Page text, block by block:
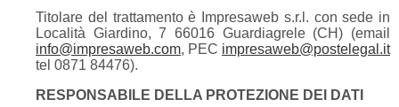
Titolare del trattamento è Impresaweb s.r.l. con sede in
Località Giardino, 7 66016 Guardiagrele (CH) (email
info@impresaweb.com, PEC impresaweb@postelegal.it
tel 0871 84476).
RESPONSABILE DELLA PROTEZIONE DEI DATI